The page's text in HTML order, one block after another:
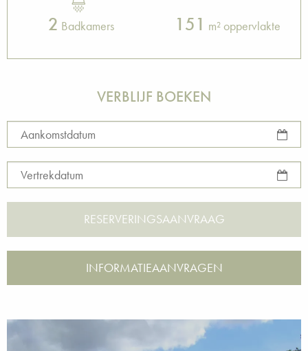
2 Badkamers 151 m² oppervlakte
VERBLIJF BOEKEN
Aankomstdatum
Vertrekdatum
INFORMATIEAANVRAGEN